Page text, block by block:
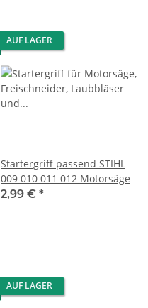
AUF LAGER
Startergriff passend STIHL
009 010 011 012 Motorsäge
2,99 € *
AUF LAGER